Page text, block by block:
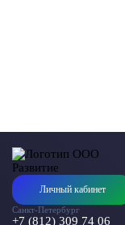
Личный кабинет
Санкт-Петербург
+7 (812) 309 74 06